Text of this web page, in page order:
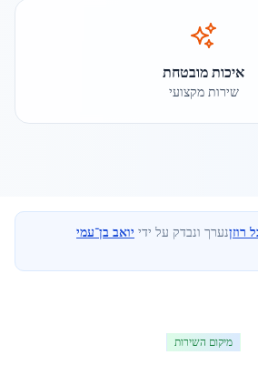
איכות מובטחת
שירות מקצועי
רוזןנערך ונבדק על ידי יואב בן־עמי
מיקום השירות